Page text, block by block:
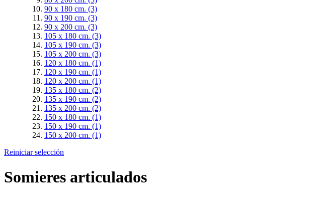
90 x 180 cm. (3)
90 x 190 cm. (3)
90 x 200 cm. (3)
105 x 180 cm. (3)
105 x 190 cm. (3)
105 x 200 cm. (3)
120 x 180 cm. (1)
120 x 190 cm. (1)
120 x 200 cm. (1)
135 x 180 cm. (2)
135 x 190 cm. (2)
135 x 200 cm. (2)
150 x 180 cm. (1)
150 x 190 cm. (1)
150 x 200 cm. (1)
Reiniciar selección
Somieres articulados